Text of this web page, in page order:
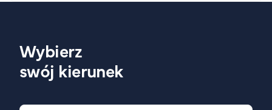
Wybierz
swój kierunek